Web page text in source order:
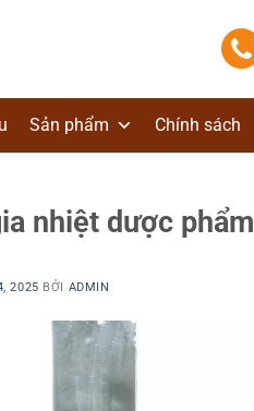
Sản phẩm Chính sách
nhiệt dược phẩm
2025 BỞI ADMIN